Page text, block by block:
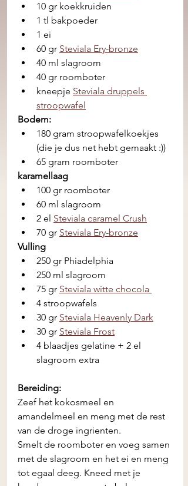
10 gr koekkruiden
1 tl bakpoeder
1 ei
60 gr Steviala Ery-bronze
40 ml slagroom
40 gr roomboter
kneepje Steviala druppels
stroopwafel
Bodem:
180 gram stroopwafelkoekjes
(die je dus net hebt gemaakt :))
65 gram roomboter
karamellaag
100 gr roomboter
60 ml slagroom
2 el Steviala caramel Crush
70 gr Steviala Ery-bronze
Vulling
250 gr Phiadelphia
250 ml slagroom
75 gr Steviala witte chocola
4 stroopwafels
30 gr Steviala Heavenly Dark
30 gr Steviala Frost
4 blaadjes gelatine + 2 el
slagroom extra
Bereiding:
Zeef het kokosmeel en
amandelmeel en meng met de rest
van de droge ingrienten.
Smelt de roomboter en voeg samen
met de slagroom en het ei en meng
tot egaal deeg. Kneed met je